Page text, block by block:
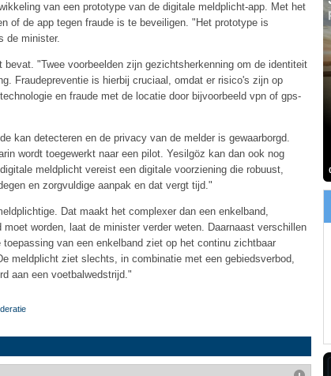
van een prototype van de digitale meldplicht-app. Met het
of de app tegen fraude is te beveiligen. "Het prototype is
de minister.
"Twee voorbeelden zijn gezichtsherkenning om de identiteit
Fraudepreventie is hierbij cruciaal, omdat er risico's zijn op
en fraude met de locatie door bijvoorbeeld vpn of gps-
kan detecteren en de privacy van de melder is gewaarborgd.
wordt toegewerkt naar een pilot. Yesilgöz kan dan ook nog
meldplicht vereist een digitale voorziening die robuust,
en zorgvuldige aanpak en dat vergt tijd."
Dat maakt het complexer dan een enkelband,
worden, laat de minister verder weten. Daarnaast verschillen
van een enkelband ziet op het continu zichtbaar
meldplicht ziet slechts, in combinatie met een gebiedsverbod,
aan een voetbalwedstrijd."